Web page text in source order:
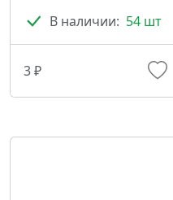
В наличии: 54 шт
3 ₽